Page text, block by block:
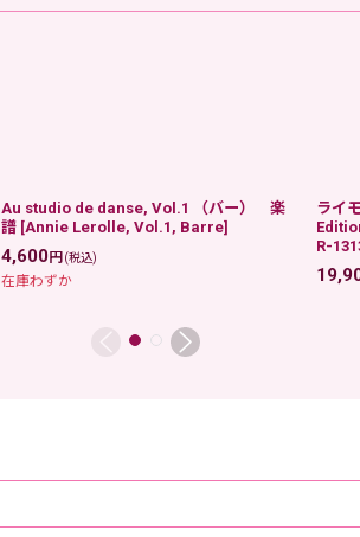
Au studio de danse, Vol.1 （バー） 楽
譜 [Annie Lerolle, Vol.1, Barre]
4,600円 (税込)
在庫わずか
ライ
R-